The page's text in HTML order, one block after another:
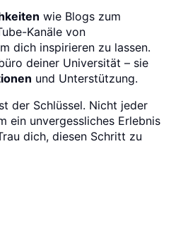
wie Blogs zum
Kanäle von
dich inspirieren zu lassen.
deiner Universität – sie
und Unterstützung.
der Schlüssel. Nicht jeder
ein unvergessliches Erlebnis
dich, diesen Schritt zu